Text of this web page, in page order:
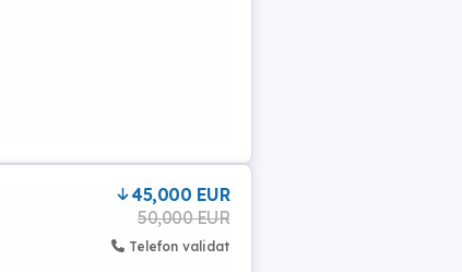
45,000 EUR
50,000 EUR
Telefon validat